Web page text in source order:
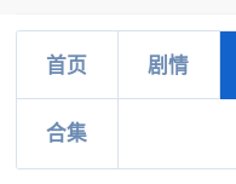
首页 剧情
合集